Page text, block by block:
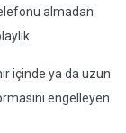
almadan
içinde ya da uzun
engelleyen